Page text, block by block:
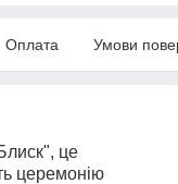
Оплата Умови
це
церемонію